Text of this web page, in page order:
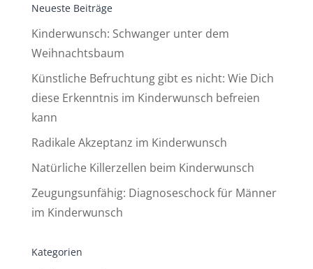
Neueste Beiträge
Kinderwunsch: Schwanger unter dem
Weihnachtsbaum
Künstliche Befruchtung gibt es nicht: Wie Dich
diese Erkenntnis im Kinderwunsch befreien
kann
Radikale Akzeptanz im Kinderwunsch
Natürliche Killerzellen beim Kinderwunsch
Zeugungsunfähig: Diagnoseschock für Männer
im Kinderwunsch
Kategorien